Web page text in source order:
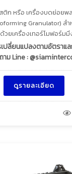
ติก หรือ เครื่องบดย่อยพ
Granulator) ส
ยเครื่องเทอร์โมฟอร์มมิ่
ปลี่ยนแปลงตามอัตราแ
าม Line :
ดูรายละเอียด